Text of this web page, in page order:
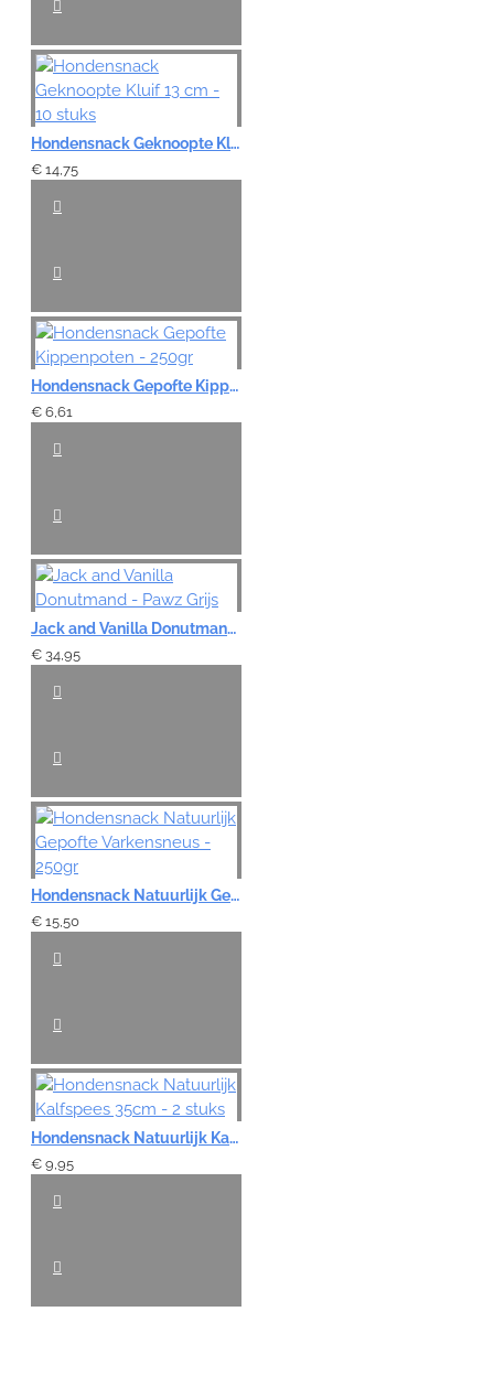
Hondensnack Geknoopte Kluif 13 cm - 10 stuks
€ 14,75
Hondensnack Gepofte Kippenpoten - 250gr
€ 6,61
Jack and Vanilla Donutmand - Pawz Grijs
€ 34,95
Hondensnack Natuurlijk Gepofte Varkensneus - 250gr
€ 15,50
Hondensnack Natuurlijk Kalfspees 35cm - 2 stuks
€ 9,95